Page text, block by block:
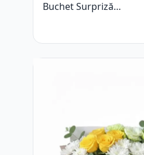
Buchet Surpriză